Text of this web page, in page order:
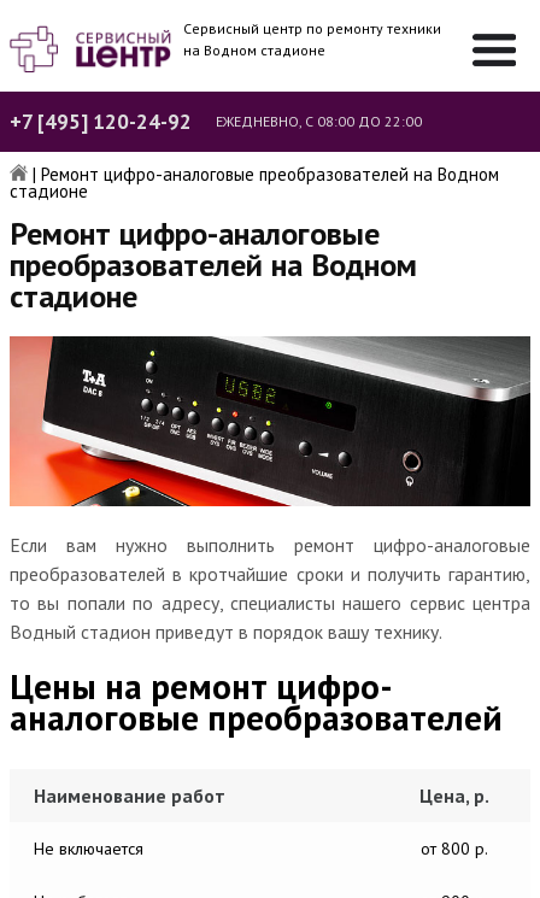
Сервисный центр по ремонту техники
на Водном стадионе
+7 [495] 120-24-92 ЕЖЕДНЕВНО, С 08:00 ДО 22:00
| Ремонт цифро-аналоговые преобразователей на Водном
стадионе
Ремонт цифро-аналоговые
преобразователей на Водном
стадионе
Если вам нужно выполнить ремонт цифро-аналоговые
преобразователей в кротчайшие сроки и получить гарантию,
то вы попали по адресу, специалисты нашего сервис центра
Водный стадион приведут в порядок вашу технику.
Цены на ремонт цифро-
аналоговые преобразователей
Наименование работ Цена, р.
Не включается от 800 р.